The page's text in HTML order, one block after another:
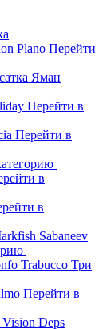
Plano Перейти
Яман
Перейти в
Перейти в
в
в
Sabaneev
Trabucco Три
Перейти в
Vision Deps